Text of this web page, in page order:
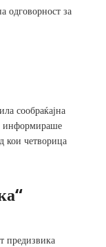
одговорност за
сообраќајна
информираше
кои четворица
предизвика